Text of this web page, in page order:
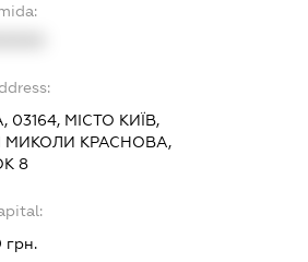
03164, МІСТО КИЇВ,
МИКОЛИ КРАСНОВА,
8